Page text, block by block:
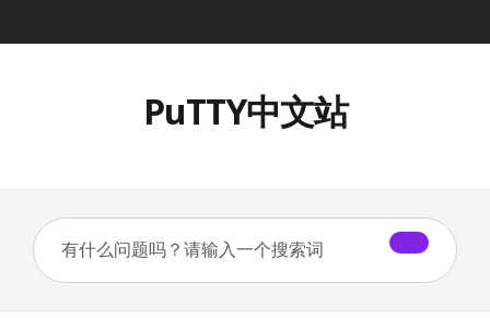
PuTTY中文站